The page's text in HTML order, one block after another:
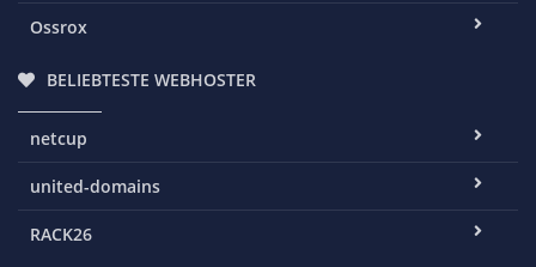
Ossrox
BELIEBTESTE WEBHOSTER
netcup
united-domains
RACK26